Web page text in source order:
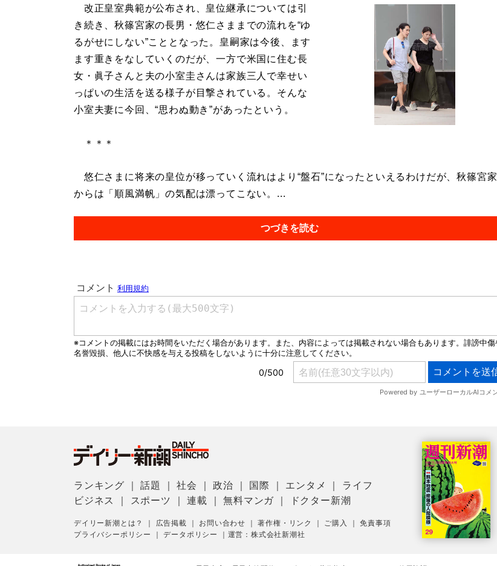
改正皇室典範が公布され、皇位継承については引
き続き、秋篠宮家の長男・悠仁さままでの流れを“ゆ
るがせにしない”こととなった。皇嗣家は今後、ます
ます重きをなしていくのだが、一方で米国に住む長
女・眞子さんと夫の小室圭さんは家族三人で幸せい
っぱいの生活を送る様子が目撃されている。そんな
小室夫妻に今回、“思わぬ動き”があったという。
＊＊＊
悠仁さまに将来の皇位が移っていく流れはより“盤石”になったといえるわけだが、秋篠宮家
からは「順風満帆」の気配は漂ってこない。...
つづきを読む
ランキング ｜話題 ｜社会 ｜政治 国際 エンタメ
ライフ
ビジネス
スポーツ ｜連載 ｜無料マンガ ドクター新潮
デイリー新潮とは？ 広告掲載 お問い合わせ ｜著作権・リンク ご購入 ｜免責事項
プライバシーポリシー
｜データポリシー 運営：株式会社新潮社